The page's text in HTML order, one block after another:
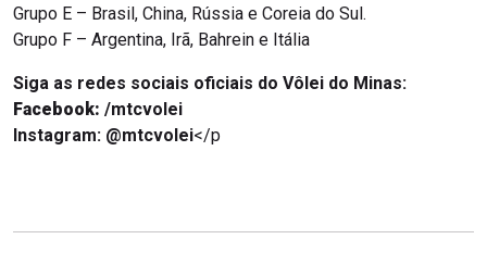
Grupo E – Brasil, China, Rússia e Coreia do Sul.
Grupo F – Argentina, Irã, Bahrein e Itália
Siga as redes sociais oficiais do Vôlei do Minas:
Facebook: /mtcvolei
Instagram: @mtcvolei</p